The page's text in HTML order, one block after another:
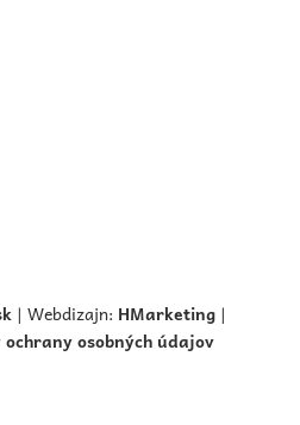
| Webdizajn: HMarketing |
ochrany osobných údajov